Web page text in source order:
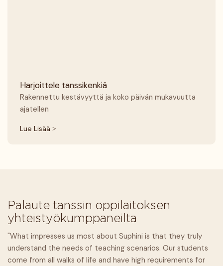
Harjoittele tanssikenkiä
Rakennettu kestävyyttä ja koko päivän mukavuutta
ajatellen
Lue Lisää >
Palaute tanssin oppilaitoksen
yhteistyökumppaneilta
"What impresses us most about Suphini is that they truly
understand the needs of teaching scenarios. Our students
come from all walks of life and have high requirements for